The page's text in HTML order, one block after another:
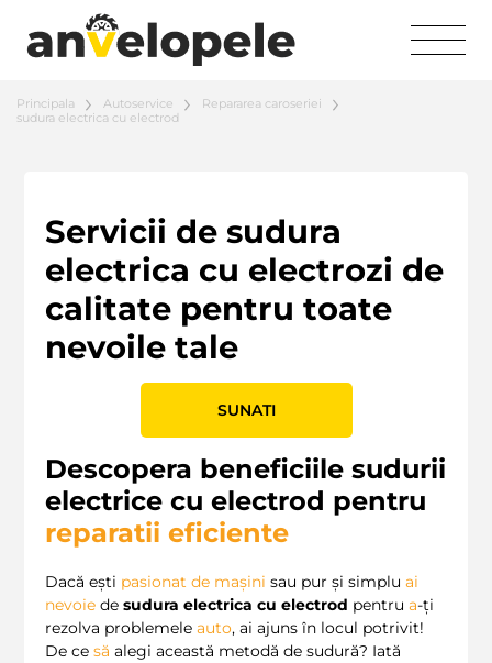
Principala Autoservice
Repararea caroseriei
sudura electrica cu electrod
Servicii de sudura
electrica cu electrozi de
calitate pentru toate
nevoile tale
SUNATI
Descopera beneficiile sudurii
electrice cu electrod pentru
reparatii eficiente
Dacă ești pasionat de mașini sau pur și simplu ai
nevoie de sudura electrica cu electrod pentru a-ți
rezolva problemele auto, ai ajuns în locul potrivit!
De ce să alegi această metodă de sudură? Iată